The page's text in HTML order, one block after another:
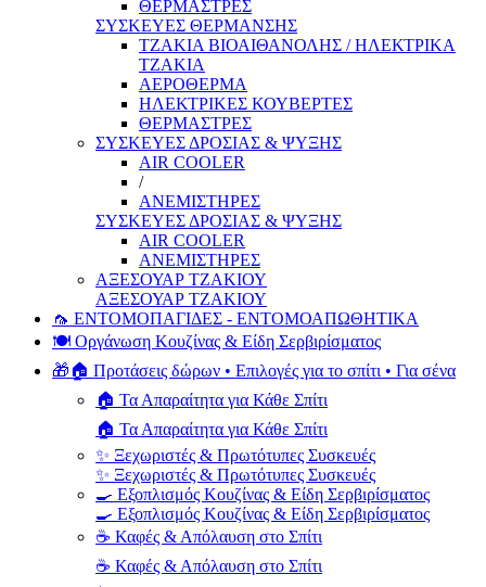
ΘΕΡΜΑΣΤΡΕΣ
ΣΥΣΚΕΥΕΣ ΘΕΡΜΑΝΣΗΣ
ΤΖΑΚΙΑ ΒΙΟΑΙΘΑΝΟΛΗΣ / ΗΛΕΚΤΡΙΚΑ
ΤΖΑΚΙΑ
ΑΕΡΟΘΕΡΜΑ
ΗΛΕΚΤΡΙΚΕΣ ΚΟΥΒΕΡΤΕΣ
ΘΕΡΜΑΣΤΡΕΣ
ΣΥΣΚΕΥΕΣ ΔΡΟΣΙΑΣ & ΨΥΞΗΣ
AIR COOLER
/
ΑΝΕΜΙΣΤΗΡΕΣ
ΣΥΣΚΕΥΕΣ ΔΡΟΣΙΑΣ & ΨΥΞΗΣ
AIR COOLER
ΑΝΕΜΙΣΤΗΡΕΣ
ΑΞΕΣΟΥΑΡ ΤΖΑΚΙΟΥ
ΑΞΕΣΟΥΑΡ ΤΖΑΚΙΟΥ
🦟 ΕΝΤΟΜΟΠΑΓΙΔΕΣ - ΕΝΤΟΜΟΑΠΩΘΗΤΙΚΑ
🍽️ Οργάνωση Κουζίνας & Είδη Σερβιρίσματος
🎁🏠 Προτάσεις δώρων • Επιλογές για το σπίτι • Για σένα
🏠 Τα Απαραίτητα για Κάθε Σπίτι
🏠 Τα Απαραίτητα για Κάθε Σπίτι
✨ Ξεχωριστές & Πρωτότυπες Συσκευές
✨ Ξεχωριστές & Πρωτότυπες Συσκευές
🍳 Εξοπλισμός Κουζίνας & Είδη Σερβιρίσματος
🍳 Εξοπλισμός Κουζίνας & Είδη Σερβιρίσματος
☕ Καφές & Απόλαυση στο Σπίτι
☕ Καφές & Απόλαυση στο Σπίτι